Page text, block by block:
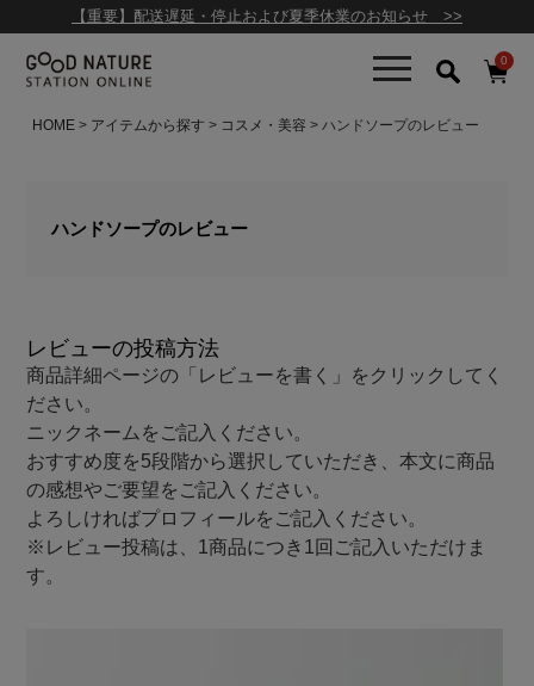
【重要】配送遅延・停止および夏季休業のお知らせ >>
0
HOME アイテムから探す コスメ・美容 ハンドソープのレビュー
ハンドソープのレビュー
レビューの投稿方法
商品詳細ページの「レビューを書く」をクリックしてく
ださい。
ニックネームをご記入ください。
おすすめ度を5段階から選択していただき、本文に商品
の感想やご要望をご記入ください。
よろしければプロフィールをご記入ください。
※レビュー投稿は、1商品につき1回ご記入いただけま
す。